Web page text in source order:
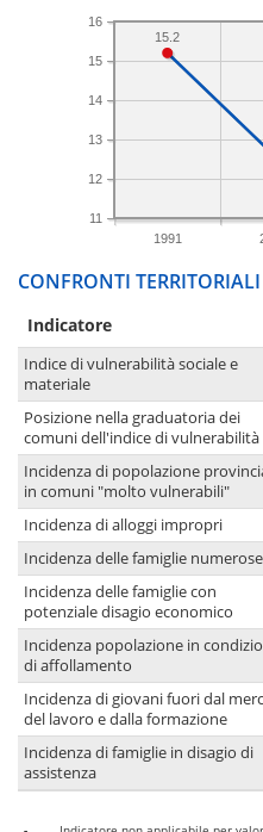
1991
11
12
13
14
15
16
15.2
CONFRONTI
Indicatore
Indice di vulnerabilità sociale e
materiale
Posizione nella graduatoria dei
comuni dell'indice di vulnerabilità
Incidenza di popolazione
in comuni "molto vulnerabili"
Incidenza di alloggi impropri
Incidenza delle famiglie numerose
Incidenza delle famiglie con
potenziale disagio economico
Incidenza popolazione in
di affollamento
Incidenza di giovani fuori dal
del lavoro e dalla formazione
Incidenza di famiglie in disagio di
assistenza